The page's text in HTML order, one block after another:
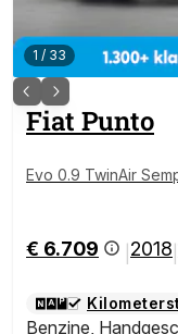
1 / 33
Fiat Punto
Evo 0.9 TwinAir
€ 6.709 2018
Benzine,